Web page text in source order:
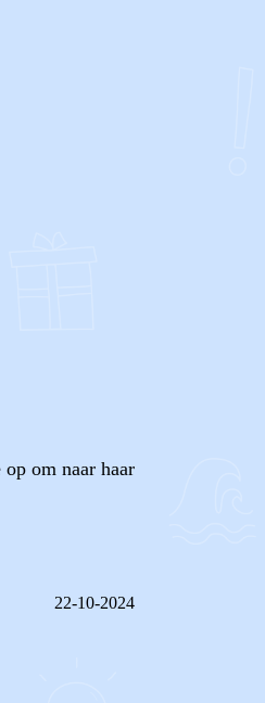
om naar haar
22-10-2024